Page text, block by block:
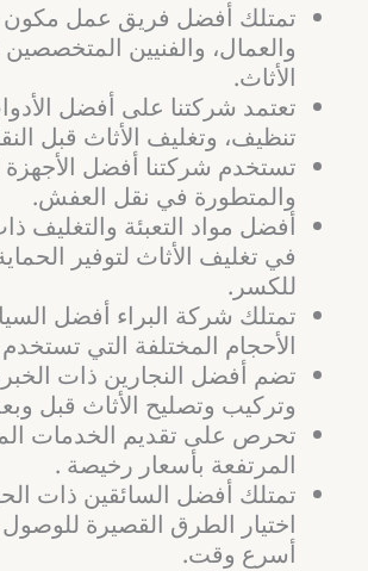
تمتلك أفضل فريق عمل مكون
والعمال، والفنيين
الأثاث.
تعتمد شركتنا على أفضل
تنظيف، وتغليف الأثاث قبل
تستخدم شركتنا أفضل الأجهزة
والمتطورة في نقل العفش.
أفضل مواد التعبئة والتغليف
في تغليف الأثاث لتوفير
للكسر.
تمتلك شركة البراء أفضل
الأحجام المختلفة التي
تضم أفضل النجارين ذات
وتركيب وتصليح الأثاث قبل
تحرص على تقديم الخدمات
المرتفعة بأسعار رخيصة .
تمتلك أفضل السائقين ذات
اختيار الطرق القصيرة
أسرع وقت.